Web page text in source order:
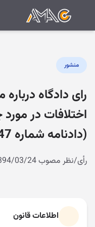
منشور
رای دادگاه
اختلافات در
(دادنامه شماره 9409972130600347)
رأی/نظر مصوب 1394/03/24
اطلاعات قانون